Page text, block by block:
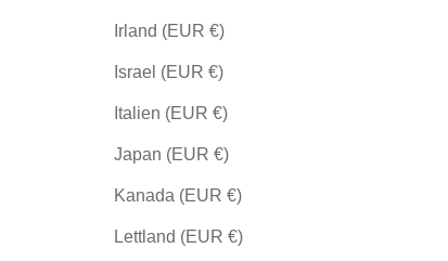
Irland (EUR €)
Israel (EUR €)
Italien (EUR €)
Japan (EUR €)
Kanada (EUR €)
Lettland (EUR €)